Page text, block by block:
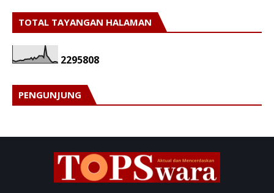
TOTAL TAYANGAN HALAMAN
2295808
PENGUNJUNG